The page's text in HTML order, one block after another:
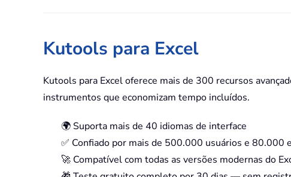
Kutools para Excel
Kutools para Excel oferece mais de 300 recursos
instrumentos que economizam tempo incluídos.
🌍 Suporta mais de 40 idiomas de interface
✅ Confiado por mais de 500.000 usuários e 80.000
🚀 Compatível com todas as versões modernas do